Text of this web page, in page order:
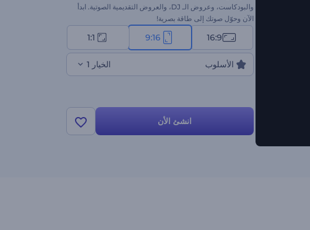
والبودكاست، وعروض الـ DJ، والعروض التقديمية الصوتية. ابدأ
الآن وحوّل صوتك إلى طاقة بصرية!
16:9
9:16
1:1
الأسلوب الخيار 1
انشئ الأن